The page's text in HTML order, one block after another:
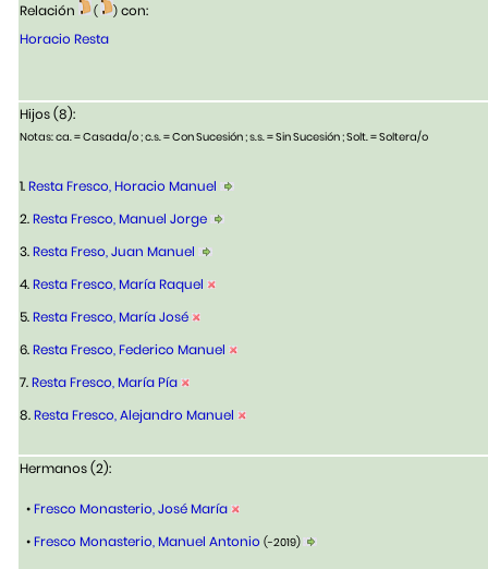
Relación ( ) con:
Horacio Resta
Hijos (8):
Notas: ca. = Casada/o ; c.s. = Con Sucesión ; s.s. = Sin Sucesión ; Solt. = Soltera/o
1.Resta Fresco, Horacio Manuel
2.Resta Fresco, Manuel Jorge
3.Resta Freso, Juan Manuel
4.Resta Fresco, María Raquel
5.Resta Fresco, María José
6.Resta Fresco, Federico Manuel
7.Resta Fresco, María Pía
8.Resta Fresco, Alejandro Manuel
Hermanos (2):
•Fresco Monasterio, José María
•Fresco Monasterio, Manuel Antonio (-2019)